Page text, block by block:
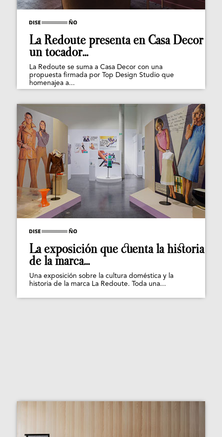
La Redoute presenta en Casa Decor
un tocador...
La Redoute se suma a Casa Decor con una
propuesta firmada por Top Design Studio que
homenajea a...
La exposición que cuenta la historia
de la marca...
Una exposición sobre la cultura doméstica y la
historia de la marca La Redoute. Toda una...